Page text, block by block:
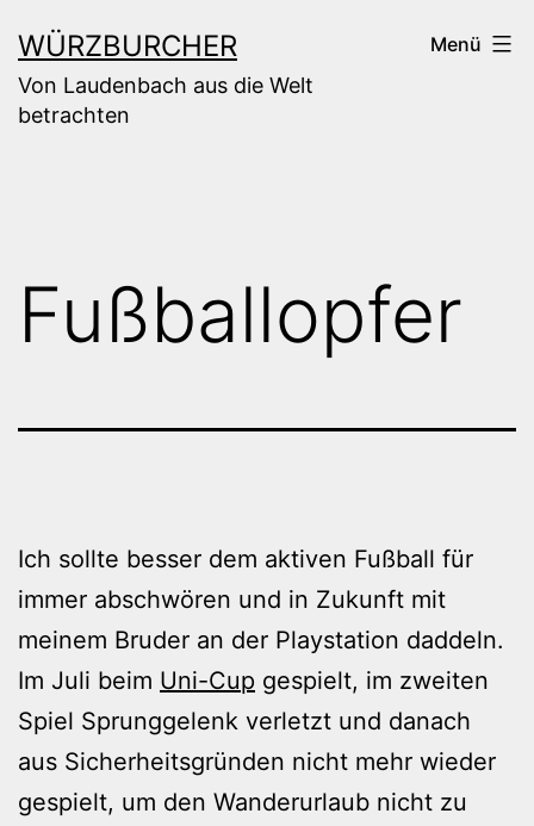
Inhalt
springen
WÜRZBURCHER
Von Laudenbach aus die Welt
betrachten
Menü
Fußballopfer
Ich sollte besser dem aktiven Fußball für
immer abschwören und in Zukunft mit
meinem Bruder an der Playstation daddeln.
Im Juli beim Uni-Cup gespielt, im zweiten
Spiel Sprunggelenk verletzt und danach
aus Sicherheitsgründen nicht mehr wieder
gespielt, um den Wanderurlaub nicht zu